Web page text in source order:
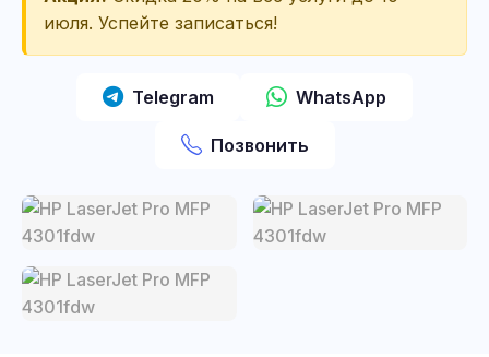
июля. Успейте записаться!
Telegram WhatsApp
Позвонить